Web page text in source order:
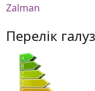
Zalman
Перелік